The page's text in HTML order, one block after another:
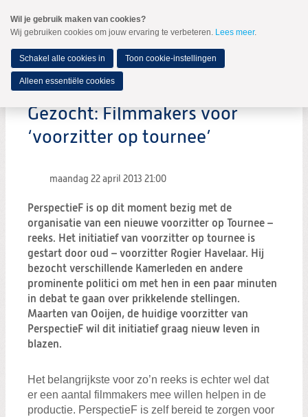
naar
Spring
de
inhoud
Spring
naar
hoofdmenu
MENU
Zoeken:
Zoeken
Gezocht: Filmmakers voor
‘voorzitter op tournee’
maandag 22 april 2013 21:00
PerspectieF is op dit moment bezig met de
organisatie van een nieuwe voorzitter op Tournee –
reeks. Het initiatief van voorzitter op tournee is
gestart door oud – voorzitter Rogier Havelaar. Hij
bezocht verschillende Kamerleden en andere
prominente politici om met hen in een paar minuten
in debat te gaan over prikkelende stellingen.
Maarten van Ooijen, de huidige voorzitter van
PerspectieF wil dit initiatief graag nieuw leven in
blazen.
Het belangrijkste voor zo’n reeks is echter wel dat
er een aantal filmmakers mee willen helpen in de
productie. PerspectieF is zelf bereid te zorgen voor
Wil je gebruik maken van cookies?
Wij gebruiken cookies om jouw ervaring te verbeteren. Lees meer.
Schakel alle cookies in Toon cookie-instellingen
Alleen essentiële cookies